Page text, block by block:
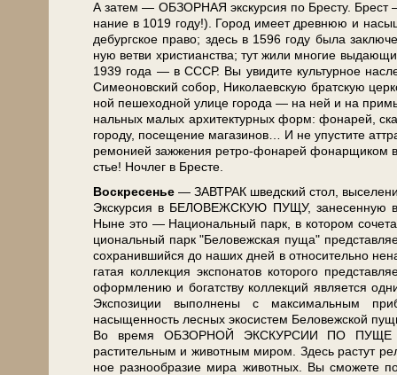
А затем — ОБЗОРНАЯ экскурсия по Бре­сту.
на­ние в 1019 го­ду!). Город име­ет древ­нюю и
де­бург­ское пра­во; здесь в 1596 го­ду бы­ла
ную вет­ви хри­сти­ан­ства; тут жи­ли мно­гие
1939 го­да — в СССР. Вы уви­ди­те куль­тур­ное
Симеоновский со­бор, Ни­ко­ла­ев­скую брат­скую
ной пе­ше­ход­ной ули­це го­ро­да — на ней и на
наль­ных ма­лых ар­хи­тек­тур­ных форм: фонарей,
го­ро­ду, посещение ма­га­зи­нов… И не упустите
ре­мо­ни­ей за­жже­ния ретро-фонарей фо­нар­щи­ком
стье! Ноч­лег в Бре­сте.
Вос­кре­се­нье — ЗАВ­ТРАК швед­ский стол,
Экс­кур­сия в БЕЛОВЕЖСКУЮ ПУЩУ, за­не­сен­ную в
Ныне это — На­ци­о­наль­ный парк, в ко­то­ром
ци­о­наль­ный парк "Бе­ло­веж­ская пу­ща"
со­хра­нив­ший­ся до на­ших дней в от­но­си­тель­но
га­тая кол­лек­ция экс­по­на­тов ко­то­ро­го
оформлению и богатству кол­лек­ций яв­ля­ет­ся
Экспозиции выполнены с максимальным
насыщенность лесных экосистем Бе­ло­веж­ской
Во вре­мя ОБЗОРНОЙ ЭКСКУРСИИ ПО ПУЩЕ Вы
растительным и животным ми­ром. Здесь растут
ное раз­но­об­ра­зие ми­ра жи­вот­ных. Вы смо­же­те